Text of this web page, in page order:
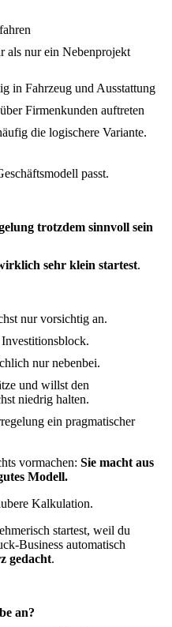
als nur ein Nebenprojekt
in Fahrzeug und Ausstattung
Firmenkunden auftreten
die logischere Variante.
passt.
trotzdem sinnvoll sein
sehr klein startest.
nur vorsichtig an.
nur nebenbei.
und willst den
niedrig halten.
ein pragmatischer
vormachen: Sie macht aus
Modell.
Kalkulation.
startest, weil du
Business automatisch
gedacht.
an?